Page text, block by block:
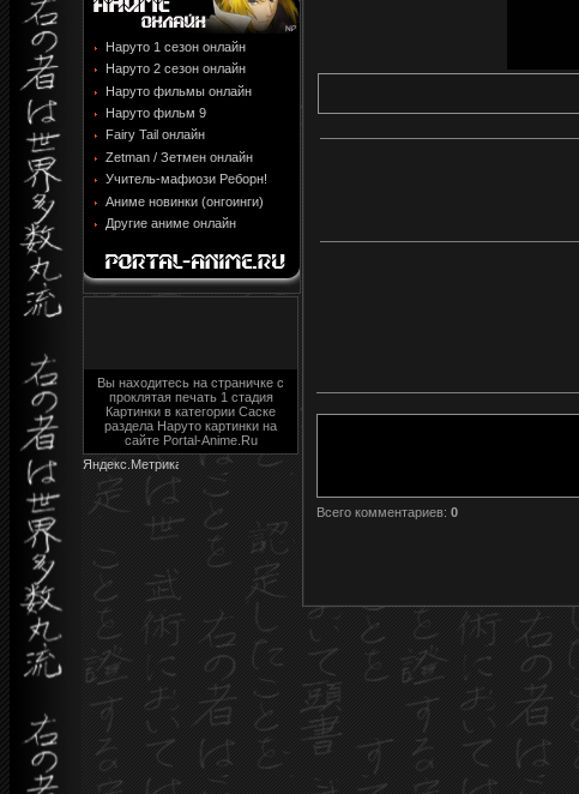
Наруто 1 сезон онлайн
Наруто 2 сезон онлайн
Наруто фильмы онлайн
Наруто фильм 9
Fairy Tail онлайн
Zetman / Зетмен онлайн
Учитель-мафиози Реборн!
Аниме новинки (онгоинги)
Другие аниме онлайн
Вы находитесь на страничке с
проклятая печать 1 стадия
Картинки в категории Саске
раздела Наруто картинки на
сайте Portal-Anime.Ru
Всего комментариев: 0